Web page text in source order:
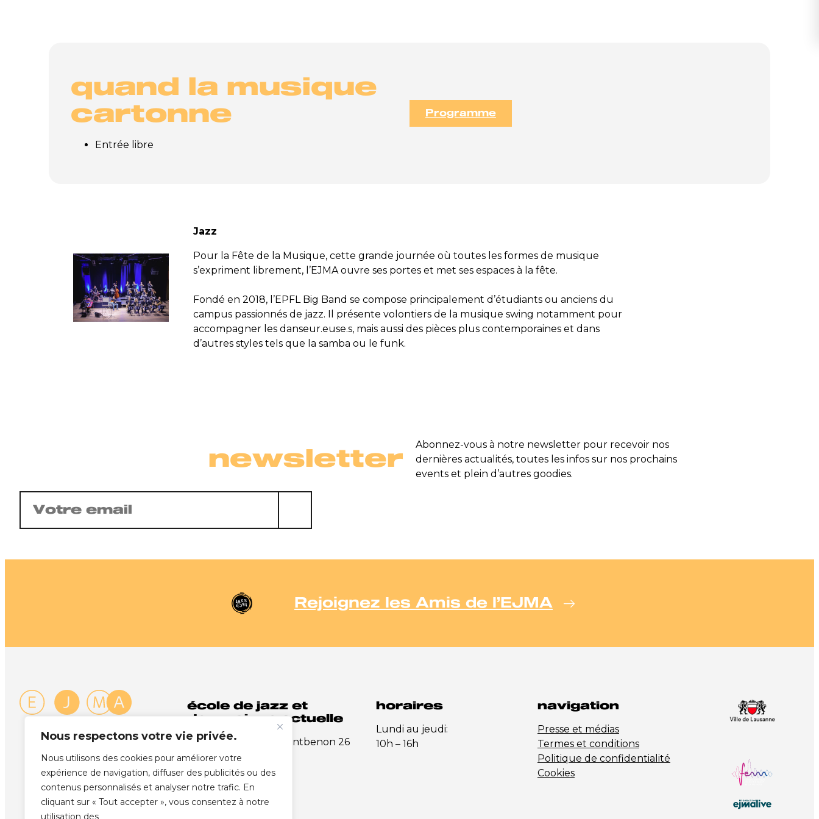
Nous respectons votre vie privée.
Nous utilisons des cookies pour améliorer votre
expérience de navigation, diffuser des publicités ou des
contenus personnalisés et analyser notre trafic. En
cliquant sur « Tout accepter », vous consentez à notre
utilisation des
quand la musique
cartonne
Entrée libre
Programme
Jazz
Pour la Fête de la Musique, cette grande journée où toutes les formes de musique
s’expriment librement, l’EJMA ouvre ses portes et met ses espaces à la fête.
Fondé en 2018, l’EPFL Big Band se compose principalement d’étudiants ou anciens du
campus passionnés de jazz. Il présente volontiers de la musique swing notamment pour
accompagner les danseur.euse.s, mais aussi des pièces plus contemporaines et dans
d’autres styles tels que la samba ou le funk.
newsletter
Abonnez-vous à notre newsletter pour recevoir nos
dernières actualités, toutes les infos sur nos prochains
events et plein d’autres goodies.
mail
(Nécessaire)
Rejoignez les Amis de l’EJMA
école de jazz et
de musique actuelle
Rue des Côtes-de-Montbenon 26
1003 Lausanne
+41 21 341 72 00
info@ejma.ch
horaires
Lundi au jeudi:
10h – 16h
navigation
Presse et médias
Termes et conditions
Politique de confidentialité
Cookies